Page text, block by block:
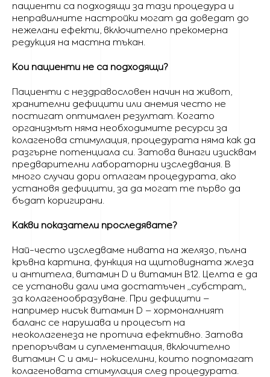
пациенти са подходящи за тази процедура и
неправилните настройки могат да доведат до
нежелани ефекти, включително прекомерна
редукция на мастна тъкан.
Кои пациенти не са подходящи?
Пациенти с нездравословен начин на живот,
хранителни дефицити или анемия често не
постигат оптимален резултат. Когато
организмът няма необходимите ресурси за
колагенова стимулация, процедурата няма как да
разгърне потенциала си. Затова винаги изисквам
предварителни лабораторни изследвания. В
много случаи дори отлагам процедурата, ако
установя дефицити, за да могат те първо да
бъдат коригирани.
Какви показатели проследявате?
Най-често изследваме нивата на желязо, пълна
кръвна картина, функция на щитовидната жлеза
и антитела, витамин D и витамин B12. Целта е да
се установи дали има достатъчен „субстрат„
за колагенообразуване. При дефицити –
например нисък витамин D – хормоналният
баланс се нарушава и процесът на
неоколагенеза не протича ефективно. Затова
препоръчвам и суплементация, включително
витамин C и ами- нокиселини, които подпомагат
колагеновата стимулация след процедурата.